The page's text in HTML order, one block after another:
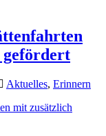
gefördert
Aktuelles, Erinnern